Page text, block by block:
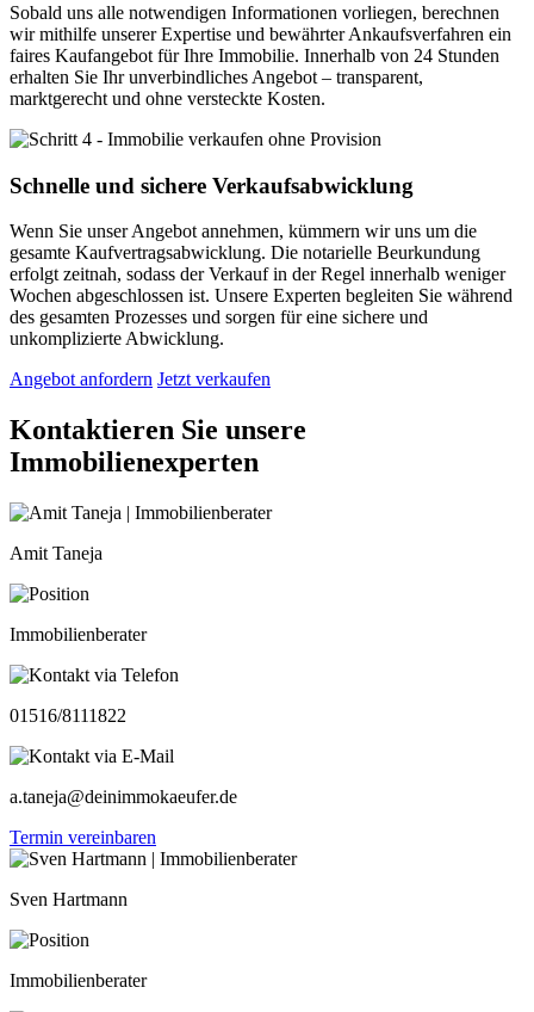
Sobald uns alle notwendigen Informationen vorliegen, berechnen
wir mithilfe unserer Expertise und bewährter Ankaufsverfahren ein
faires Kaufangebot für Ihre Immobilie. Innerhalb von 24 Stunden
erhalten Sie Ihr unverbindliches Angebot – transparent,
marktgerecht und ohne versteckte Kosten.
Schnelle und sichere Verkaufsabwicklung
Wenn Sie unser Angebot annehmen, kümmern wir uns um die
gesamte Kaufvertragsabwicklung. Die notarielle Beurkundung
erfolgt zeitnah, sodass der Verkauf in der Regel innerhalb weniger
Wochen abgeschlossen ist. Unsere Experten begleiten Sie während
des gesamten Prozesses und sorgen für eine sichere und
unkomplizierte Abwicklung.
Angebot anfordern Jetzt verkaufen
Kontaktieren Sie unsere
Immobilienexperten
Amit Taneja
Immobilienberater
01516/8111822
a.taneja@deinimmokaeufer.de
Termin vereinbaren
Sven Hartmann
Immobilienberater